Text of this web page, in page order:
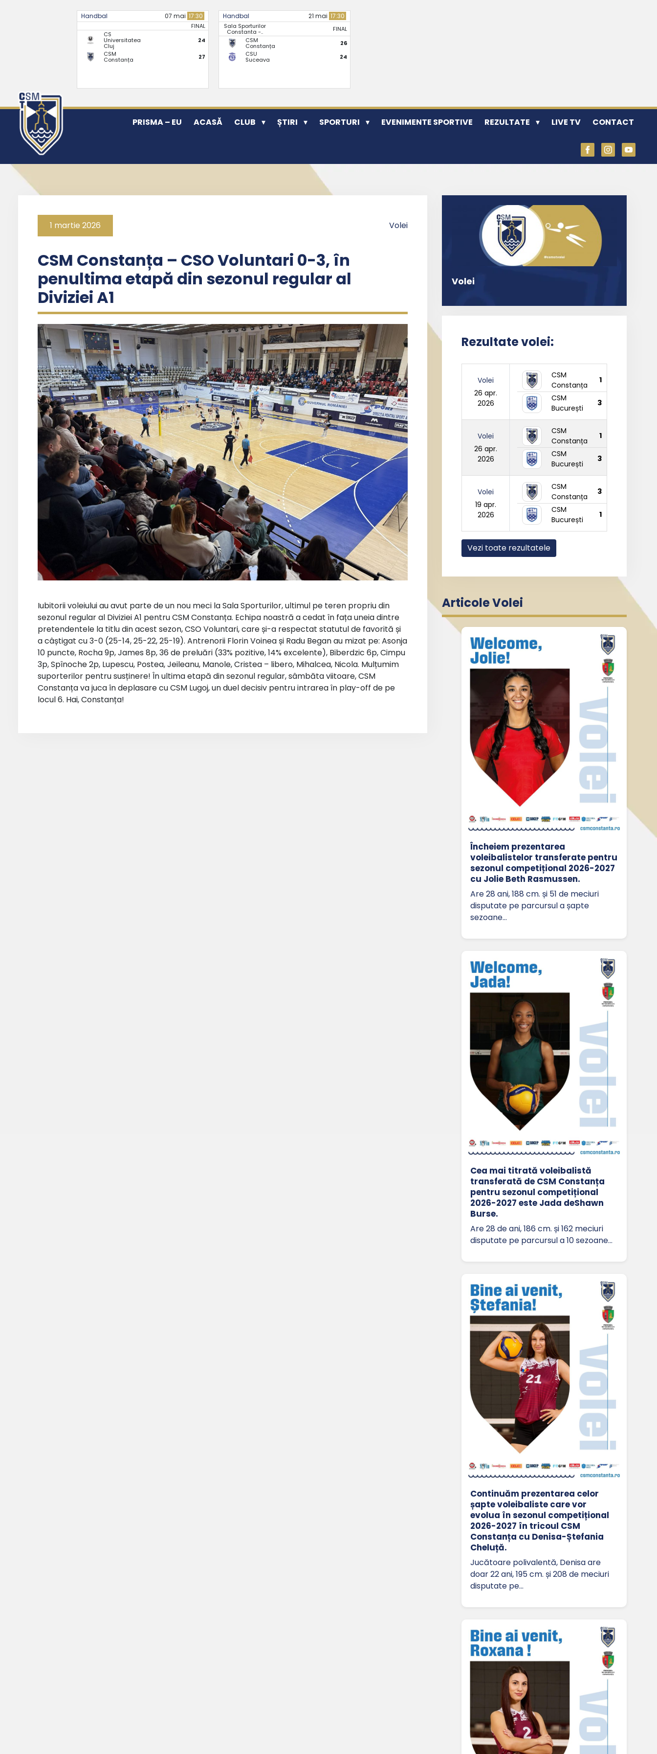
Handbal 07 mai 17:30
FINAL
CS
Universitatea
Cluj
24
CSM
Constanța 27
Handbal 21 mai 17:30
Sala Sporturilor
Constanta -..
FINAL
CSM
Constanța
26
CSU
Suceava 24
PRISMA – EU ACASĂ CLUB ȘTIRI SPORTURI EVENIMENTE SPORTIVE REZULTATE LIVE TV CONTACT
1 martie 2026 Volei
CSM Constanța – CSO Voluntari 0-3, în
penultima etapă din sezonul regular al
Diviziei A1
Iubitorii voleiului au avut parte de un nou meci la Sala Sporturilor, ultimul pe teren propriu din
sezonul regular al Diviziei A1 pentru CSM Constanța. Echipa noastră a cedat în fața uneia dintre
pretendentele la titlu din acest sezon, CSO Voluntari, care și-a respectat statutul de favorită și
a câștigat cu 3-0 (25-14, 25-22, 25-19). Antrenorii Florin Voinea și Radu Began au mizat pe: Asonja
10 puncte, Rocha 9p, James 8p, 36 de preluări (33% pozitive, 14% excelente), Biberdzic 6p, Cimpu
3p, Spînoche 2p, Lupescu, Postea, Jeileanu, Manole, Cristea – libero, Mihalcea, Nicola. Mulțumim
suporterilor pentru susținere! În ultima etapă din sezonul regular, sâmbăta viitoare, CSM
Constanța va juca în deplasare cu CSM Lugoj, un duel decisiv pentru intrarea în play-off de pe
locul 6. Hai, Constanța!
Volei
Rezultate volei:
Volei
26 apr.
2026
CSM
Constanța
1
CSM
București
3
Volei
26 apr.
2026
CSM
Constanța
1
CSM
București
3
Volei
19 apr.
2026
CSM
Constanța
3
CSM
București
1
Vezi toate rezultatele
Articole Volei
Încheiem prezentarea
voleibalistelor transferate pentru
sezonul competițional 2026-2027
cu Jolie Beth Rasmussen.
Are 28 ani, 188 cm. și 51 de meciuri
disputate pe parcursul a șapte
sezoane…
Cea mai titrată voleibalistă
transferată de CSM Constanța
pentru sezonul competițional
2026-2027 este Jada deShawn
Burse.
Are 28 de ani, 186 cm. și 162 meciuri
disputate pe parcursul a 10 sezoane…
Continuăm prezentarea celor
șapte voleibaliste care vor
evolua în sezonul competițional
2026-2027 în tricoul CSM
Constanța cu Denisa-Ștefania
Cheluță.
Jucătoare polivalentă, Denisa are
doar 22 ani, 195 cm. și 208 de meciuri
disputate pe…